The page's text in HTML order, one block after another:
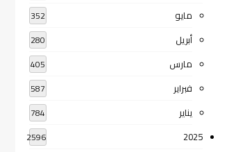
مايو 352
أبريل 280
مارس 405
فبراير 587
يناير 784
2025
2596